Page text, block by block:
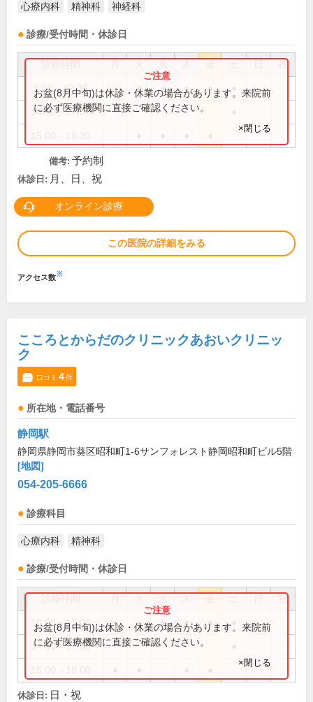
心療内科 精神科 神経科
診療/受付時間・休診日
祝
9:00～12:30 ● ● ● ●
14:00～17:00
お盆(8月中旬)は休診・休業の場合があります。来院前
に必ず医療機関に直接ご確認ください。
×閉じる
備考: 予約制
休診日: 月、日、祝
オンライン診療
この医院の詳細をみる
アクセス数※
こころとからだのクリニックあおいクリニッ
ク
口コミ 4件
所在地・電話番号
静岡駅
静岡県静岡市葵区昭和町1-6サンフォレスト静岡昭和町ビル5階
[地図]
054-205-6666
診療科目
心療内科 精神科
診療/受付時間・休診日
祝
10:00～13:00 ● ● ● ● ●
14:30～17:30
お盆(8月中旬)は休診・休業の場合があります。来院前
に必ず医療機関に直接ご確認ください。
×閉じる
休診日: 日・祝